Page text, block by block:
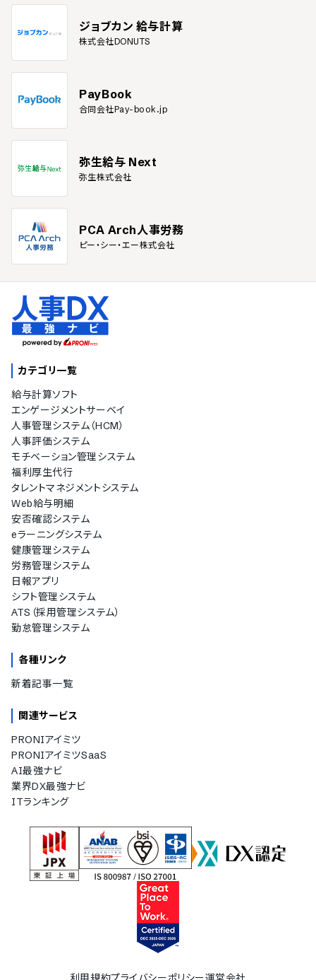
ジョブカン 給与計算
株式会社DONUTS
PayBook
合同会社Pay-book.jp
弥生給与 Next
弥生株式会社
PCA Arch人事労務
ピー・シー・エー株式会社
カテゴリ一覧
給与計算ソフト
エンゲージメントサーベイ
人事管理システム（HCM）
人事評価システム
モチベーション管理システム
福利厚生代行
タレントマネジメントシステム
Web給与明細
安否確認システム
eラーニングシステム
健康管理システム
労務管理システム
日報アプリ
シフト管理システム
ATS（採用管理システム）
勤怠管理システム
各種リンク
新着記事一覧
関連サービス
PRONIアイミツ
PRONIアイミツSaaS
AI最強ナビ
業界DX最強ナビ
ITランキング